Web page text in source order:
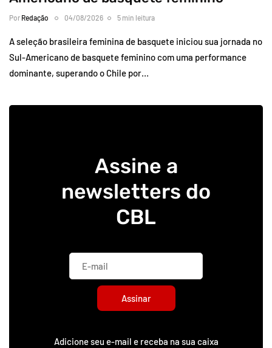
Por Redação 04/08/2026 5 min leitura
A seleção brasileira feminina de basquete iniciou sua jornada no
Sul-Americano de basquete feminino com uma performance
dominante, superando o Chile por…
Assine a
newsletters do
CBL
Assinar
Adicione seu e-mail e receba na sua caixa